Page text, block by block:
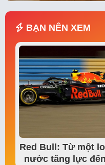
BẠN NÊN XEM
Red Bull: Từ một
nước tăng lực đến